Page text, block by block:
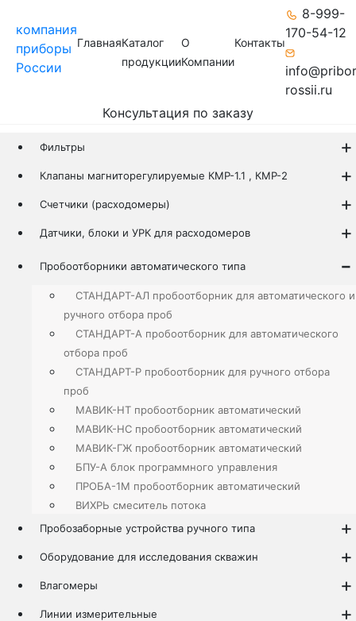
компания
приборы
России
ГлавнаяКаталог
продукции
О
Компании
Контакты
8-999-
170-54-12
rossii.ru
Консультация по заказу
Фильтры
Клапаны магниторегулируемые КМР-1.1 , КМР-2
Счетчики (расходомеры)
Датчики, блоки и УРК для расходомеров
Пробоотборники автоматического типа
СТАНДАРТ-АЛ пробоотборник для автоматического и
ручного отбора проб
СТАНДАРТ-А пробоотборник для автоматического
отбора проб
СТАНДАРТ-Р пробоотборник для ручного отбора
проб
МАВИК-НТ пробоотборник автоматический
МАВИК-НС пробоотборник автоматический
МАВИК-ГЖ пробоотборник автоматический
БПУ-А блок программного управления
ПРОБА-1М пробоотборник автоматический
ВИХРЬ смеситель потока
Пробозаборные устройства ручного типа
Оборудование для исследования скважин
Влагомеры
Линии измерительные